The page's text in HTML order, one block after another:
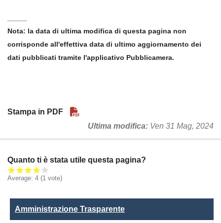
Nota: la data di ultima modifica di questa pagina non
corrisponde all'effettiva data di ultimo aggiornamento dei
dati pubblicati tramite l'applicativo Pubblicamera.
Stampa in PDF
Ultima modifica
Ven 31 Mag, 2024
Quanto ti è stata utile questa pagina?
Average: 4 (1 vote)
Amministrazione Trasparente
Amministrazione Trasparente